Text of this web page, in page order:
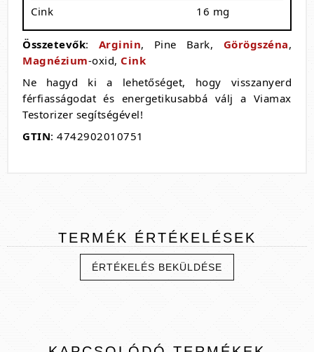
Cink
16 mg
Összetevők: Arginin, Pine Bark, Görögszéna,
Magnézium-oxid, Cink
Ne hagyd ki a lehetőséget, hogy visszanyerd
férfiasságodat és energetikusabbá válj a Viamax
Testorizer segítségével!
GTIN: 4742902010751
TERMÉK ÉRTÉKELÉSEK
ÉRTÉKELÉS BEKÜLDÉSE